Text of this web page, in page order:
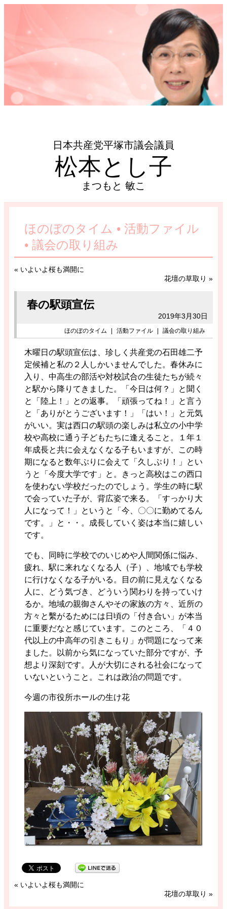
松本とし子
まつもと 敏こ
日本共産党平塚市議会議員
ほのぼのタイム • 活動ファイル
• 議会の取り組み
« いよいよ桜も満開に
花壇の草取り »
春の駅頭宣伝
2019年3月30日
ほのぼのタイム 活動ファイル 議会の取り組み
木曜日の駅頭宣伝は、珍しく共産党の石田雄二予
定候補と私の２人しかいませんでした。春休みに
入り、中高生の部活や対校試合の生徒たちが続々
と駅から降りてきました。「今日は何？」と聞く
と「陸上！」との返事。「頑張ってね！」と言う
と「ありがとうございます！」「はい！」と元気
がいい。実は西口の駅頭の楽しみは私立の小中学
校や高校に通う子どもたちに逢えること。１年１
年成長と共に会えなくなる子もいますが、この時
期になると数年ぶりに会えて「久しぶり！」とい
うと「今度大学です」と。きっと高校はこの西口
を使わない学校だったのでしょう。学生の時に駅
で会っていた子が、背広姿で来る。「すっかり大
人になって！」というと「今、〇〇に勤めてるん
です。」と・・。成長していく姿は本当に嬉しい
です。
でも、同時に学校でのいじめや人間関係に悩み、
疲れ、駅に来れなくなる人（子）、地域でも学校
に行けなくなる子がいる。目の前に見えなくなる
人に、どう気づき、どういう関わりを持っていけ
るか。地域の親御さんやその家族の方々、近所の
方々と繫がるためには日頃の「付き合い」が本当
に重要だなと感じています。このところ、「４０
代以上の中高年の引きこもり」が問題になって来
ました。以前から気になっていた部分ですが、予
想より深刻です。人が大切にされる社会になって
いないということ。これは政治の問題です。
今週の市役所ホールの生け花
« いよいよ桜も満開に
花壇の草取り »